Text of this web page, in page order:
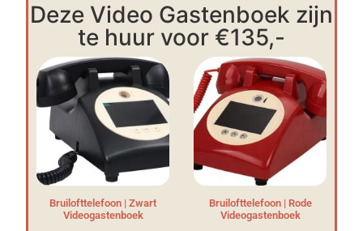
Deze Video Gastenboek zijn
te huur voor €135,-
Bruilofttelefoon | Zwart
Videogastenboek
Bruilofttelefoon | Rode
Videogastenboek